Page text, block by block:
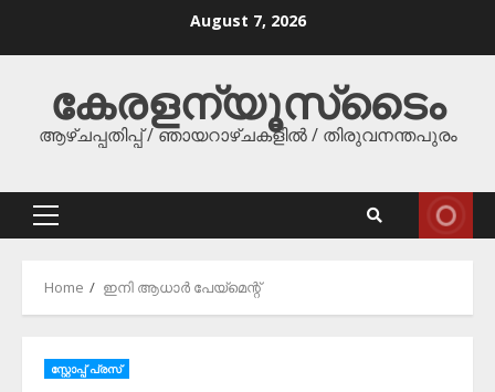
August 7, 2026
കേരളന്യൂസ്‌ടൈം
ആഴ്ചപ്പതിപ്പ് / ഞായറാഴ്ചകളിൽ / തിരുവനന്തപുരം
Primary
Home ഇനി ആധാർ പേയ്‌മെന്റ്
സ്റ്റോപ്പ്‌ പ്രസ്‌